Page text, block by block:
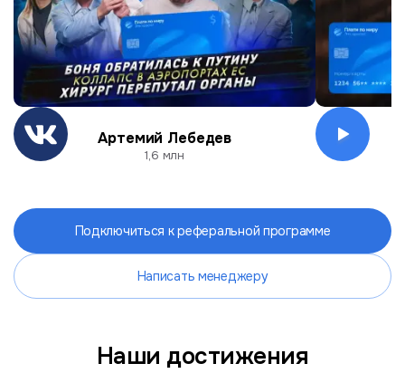
Артемий Лебедев
1,6 млн
Подключиться к реферальной программе
Написать менеджеру
Наши достижения